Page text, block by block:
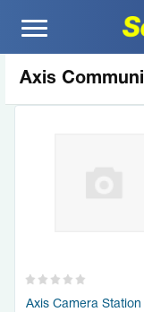
Меню
Axis
Axis Camera Station